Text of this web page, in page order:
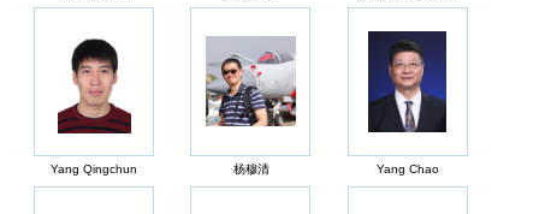
Yang Qingchun 杨穆清 Yang Chao